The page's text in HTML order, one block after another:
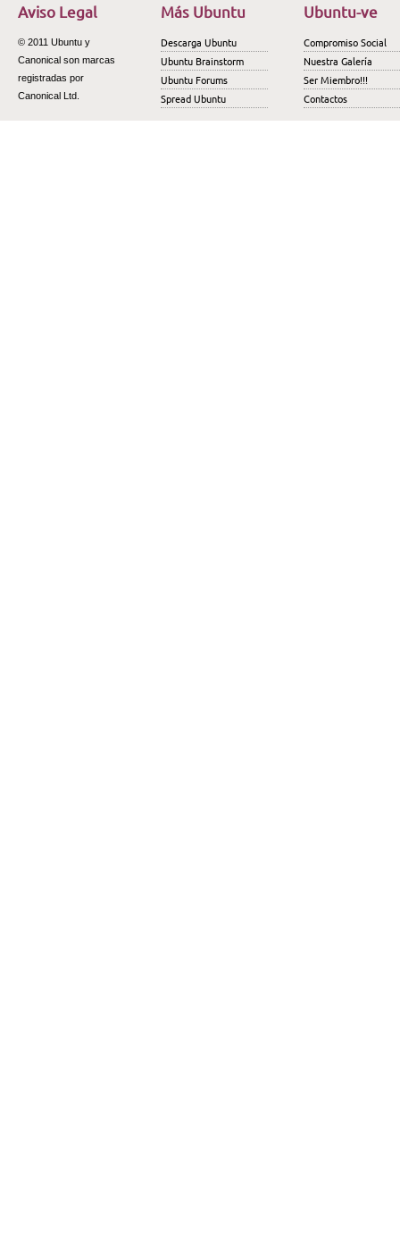
Aviso Legal
© 2011 Ubuntu y
Canonical son marcas
registradas por
Canonical Ltd.
Más Ubuntu
Descarga Ubuntu
Ubuntu Brainstorm
Ubuntu Forums
Spread Ubuntu
Ubuntu-ve
Compromiso Social
Nuestra Galería
Ser Miembro!!!
Contactos